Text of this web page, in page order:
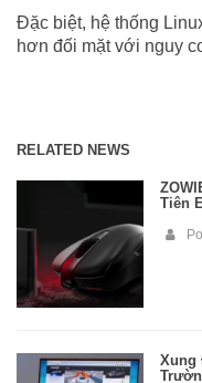
Đặc biệt, hệ thống
hơn đối mặt với nguy
RELATED NEWS
Tiên
Xung